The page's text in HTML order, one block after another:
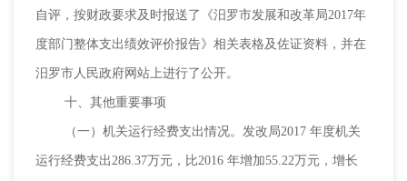
自评，按财政要求及时报送了《汨罗市发展和改革局2017年
度部门整体支出绩效评价报告》相关表格及佐证资料，并在
汨罗市人民政府网站上进行了公开。
十、其他重要事项
（一）机关运行经费支出情况。发改局2017 年度机关
运行经费支出286.37万元，比2016 年增加55.22万元，增长